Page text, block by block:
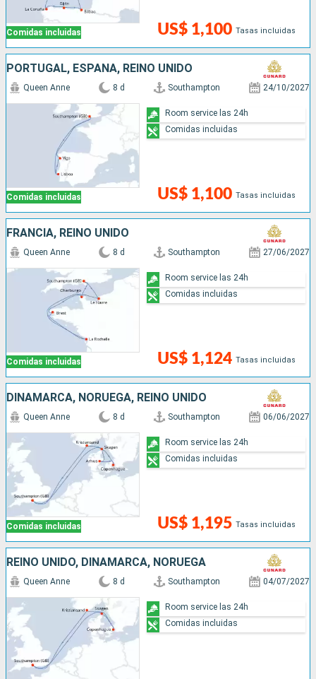
Comidas incluidas US$ 1,100 Tasas incluidas
PORTUGAL, ESPAÑA, REINO UNIDO
Comidas incluidas
Queen Anne 8 d Southampton 24/10/2027
US$ 1,100 Tasas incluidas
Room service las 24h
Comidas incluidas
FRANCIA, REINO UNIDO
Comidas incluidas
Queen Anne 8 d Southampton 27/06/2027
US$ 1,124 Tasas incluidas
Room service las 24h
Comidas incluidas
DINAMARCA, NORUEGA, REINO UNIDO
Comidas incluidas
Queen Anne 8 d Southampton 06/06/2027
US$ 1,195 Tasas incluidas
Room service las 24h
Comidas incluidas
REINO UNIDO, DINAMARCA, NORUEGA
Queen Anne 8 d Southampton 04/07/2027
Room service las 24h
Comidas incluidas